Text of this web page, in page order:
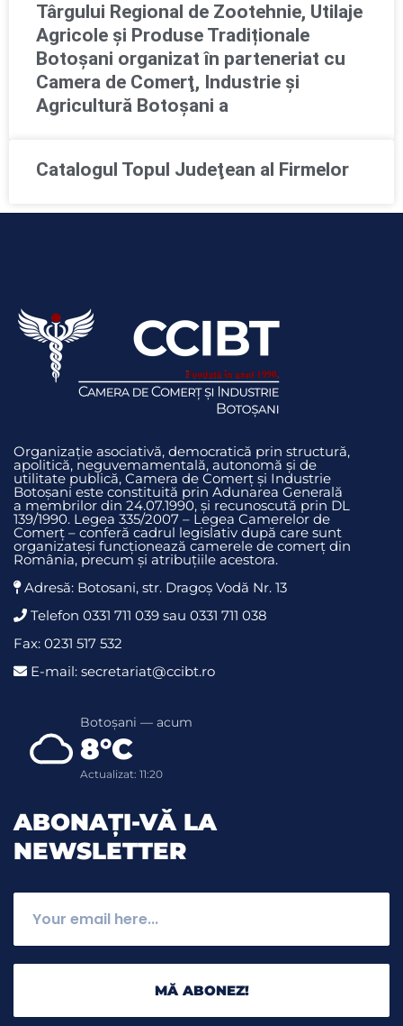
Târgului Regional de Zootehnie, Utilaje
Agricole și Produse Tradiționale
Botoșani organizat în parteneriat cu
Camera de Comerţ, Industrie şi
Agricultură Botoşani a
Catalogul Topul Judeţean al Firmelor
Organizație asociativă, democratică prin structură,
apolitică, neguvemamentală, autonomă și de
utilitate publică, Camera de Comerț și Industrie
Botoșani este constituită prin Adunarea Generală
a membrilor din 24.07.1990, și recunoscută prin DL
139/1990. Legea 335/2007 – Legea Camerelor de
Comerț – conferă cadrul legislativ după care sunt
organizateși funcționează camerele de comerț din
România, precum și atribuțiile acestora.
Adresă: Botosani, str. Dragoş Vodă Nr. 13
Telefon 0331 711 039 sau 0331 711 038
Fax: 0231 517 532
E-mail: secretariat@ccibt.ro
Botoșani — acum
8°C
Actualizat: 11:20
ABONAȚI-VĂ LA
NEWSLETTER
MĂ ABONEZ!